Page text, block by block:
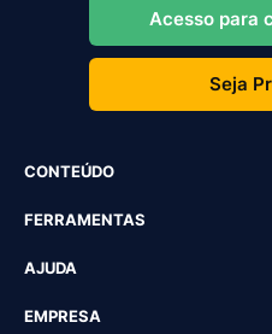
Acesso para
Seja
CONTEÚDO
FERRAMENTAS
AJUDA
EMPRESA